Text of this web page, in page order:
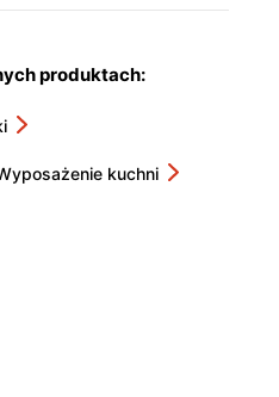
produktach:
kuchni